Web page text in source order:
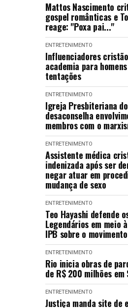
Mattos Nascimento
gospel românticas e
reage: "Poxa pai..."
ENTRETENIMENTO
Influenciadores
academia para
tentações
ENTRETENIMENTO
Igreja Presbiteriana
desaconselha
membros com o
ENTRETENIMENTO
Assistente médica
indenizada após ser
negar atuar em
mudança de sexo
ENTRETENIMENTO
Teo Hayashi defende
Legendários em meio
IPB sobre o movimento
ENTRETENIMENTO
Rio inicia obras de
de R$ 200 milhões em
ENTRETENIMENTO
Justiça manda site de